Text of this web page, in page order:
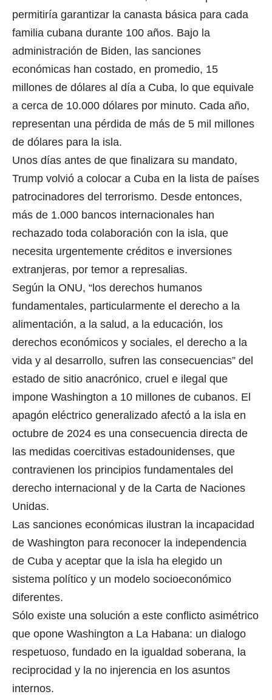
permitiría garantizar la canasta básica para cada
familia cubana durante 100 años. Bajo la
administración de Biden, las sanciones
económicas han costado, en promedio, 15
millones de dólares al día a Cuba, lo que equivale
a cerca de 10.000 dólares por minuto. Cada año,
representan una pérdida de más de 5 mil millones
de dólares para la isla.
Unos días antes de que finalizara su mandato,
Trump volvió a colocar a Cuba en la lista de países
patrocinadores del terrorismo. Desde entonces,
más de 1.000 bancos internacionales han
rechazado toda colaboración con la isla, que
necesita urgentemente créditos e inversiones
extranjeras, por temor a represalias.
Según la ONU, “los derechos humanos
fundamentales, particularmente el derecho a la
alimentación, a la salud, a la educación, los
derechos económicos y sociales, el derecho a la
vida y al desarrollo, sufren las consecuencias” del
estado de sitio anacrónico, cruel e ilegal que
impone Washington a 10 millones de cubanos. El
apagón eléctrico generalizado afectó a la isla en
octubre de 2024 es una consecuencia directa de
las medidas coercitivas estadounidenses, que
contravienen los principios fundamentales del
derecho internacional y de la Carta de Naciones
Unidas.
Las sanciones económicas ilustran la incapacidad
de Washington para reconocer la independencia
de Cuba y aceptar que la isla ha elegido un
sistema político y un modelo socioeconómico
diferentes.
Sólo existe una solución a este conflicto asimétrico
que opone Washington a La Habana: un dialogo
respetuoso, fundado en la igualdad soberana, la
reciprocidad y la no injerencia en los asuntos
internos.